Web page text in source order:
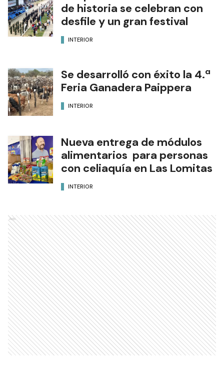
de historia se celebran con
desfile y un gran festival
INTERIOR
Se desarrolló con éxito la 4.ª
Feria Ganadera Paippera
INTERIOR
Nueva entrega de módulos
alimentarios para personas
con celiaquía en Las Lomitas
INTERIOR
Ads